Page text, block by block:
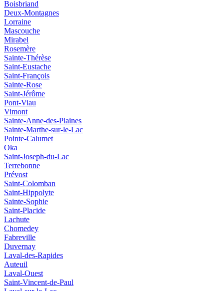
Boisbriand
Deux-Montagnes
Lorraine
Mascouche
Mirabel
Rosemère
Sainte-Thérèse
Saint-Eustache
Saint-François
Sainte-Rose
Saint-Jérôme
Pont-Viau
Vimont
Sainte-Anne-des-Plaines
Sainte-Marthe-sur-le-Lac
Pointe-Calumet
Oka
Saint-Joseph-du-Lac
Terrebonne
Prévost
Saint-Colomban
Saint‑Hippolyte
Sainte‑Sophie
Saint‑Placide
Lachute
Chomedey
Fabreville
Duvernay
Laval‑des‑Rapides
Auteuil
Laval-Ouest
Saint-Vincent-de-Paul